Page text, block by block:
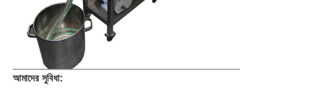
আমাদের সুবিধা: